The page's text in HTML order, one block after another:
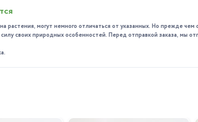
роста (весной и летом) каждые две недели
растения, могут немного отличаться от указанных. Но прежде
своих природных особенностей. Перед отправкой заказа, мы